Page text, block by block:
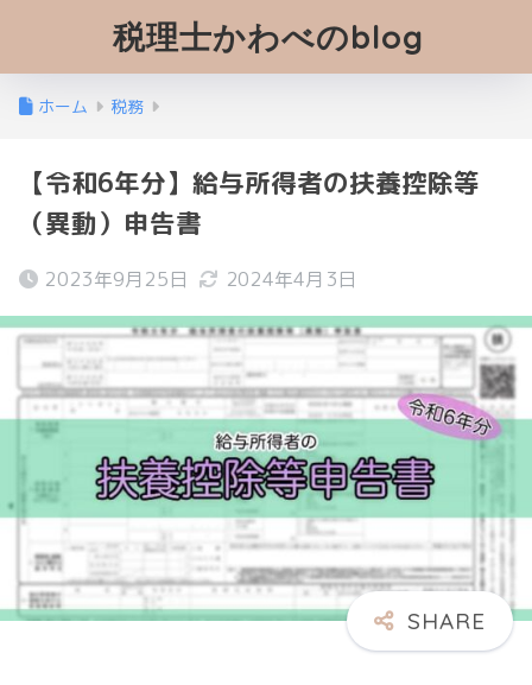
税理士かわべのblog
ホーム 税務
【令和6年分】給与所得者の扶養控除等
（異動）申告書
2023年9月25日 2024年4月3日